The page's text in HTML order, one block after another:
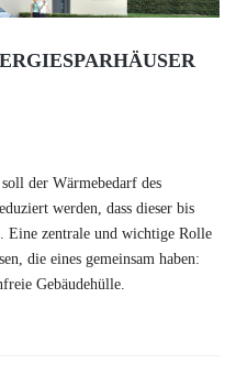
der Wärmebedarf des
werden, dass dieser bis
Eine zentrale und wichtige Rolle
die eines gemeinsam haben:
Gebäudehülle.